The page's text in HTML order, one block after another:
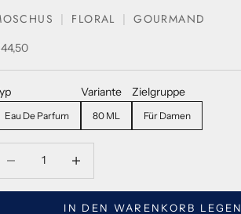
FLORAL GOURMAND
Eau De Parfum
Variante
80 ML
Zielgruppe
Für Damen
IN DEN WARENKORB LEGEN